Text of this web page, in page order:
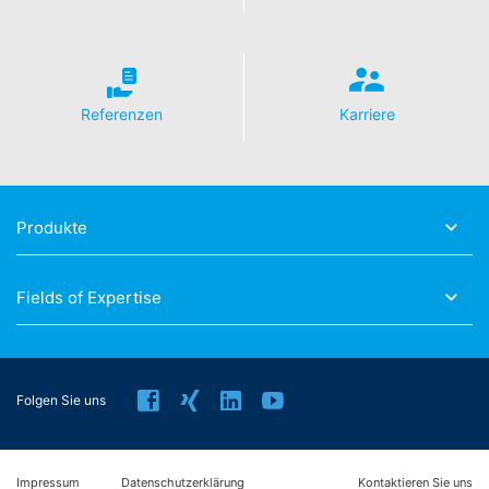
Referenzen Karriere
Produkte
Fields of Expertise
Folgen Sie uns
Impressum Datenschutzerklärung Kontaktieren Sie uns
gespeicherten Daten zu ersuchen. Gemäß Art. 17
DSGVO können Sie jederzeit von uns die Berichtigung,
Löschung und Sperrung einzelner personenbezogener